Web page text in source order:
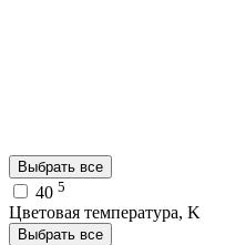
Выбрать все
40 5
Цветовая температура, K
Выбрать все